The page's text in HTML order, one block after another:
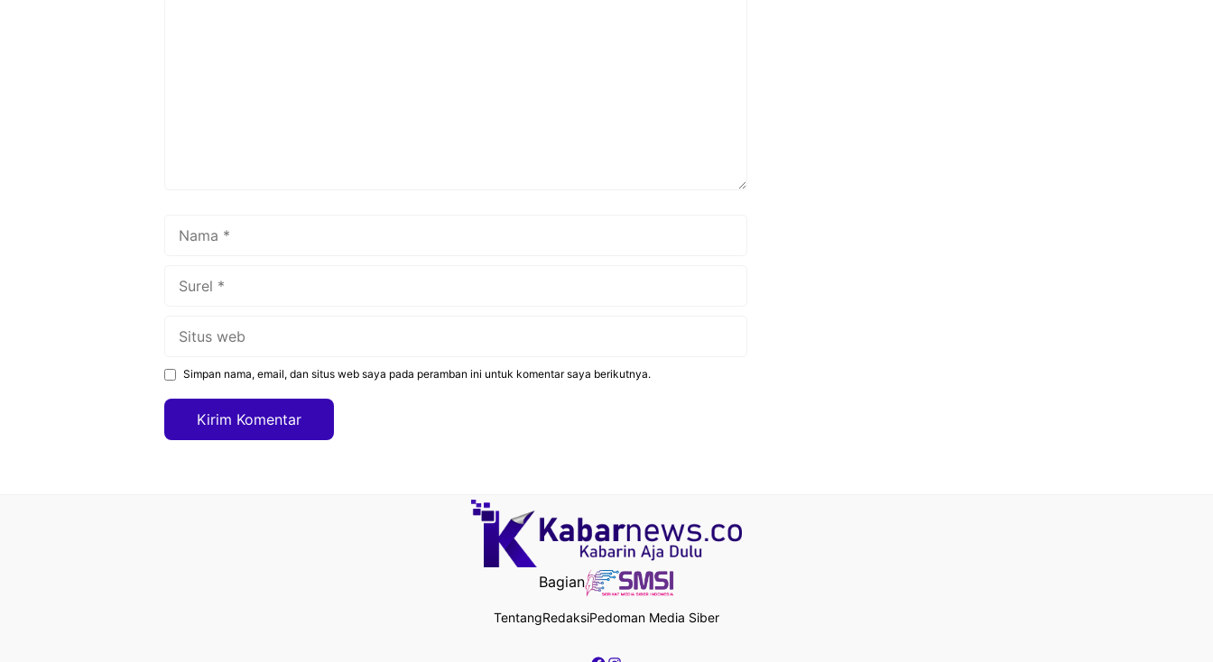
Simpan nama, email, dan situs web saya pada peramban ini untuk komentar saya berikutnya.
Bagian
TentangRedaksiPedoman Media Siber